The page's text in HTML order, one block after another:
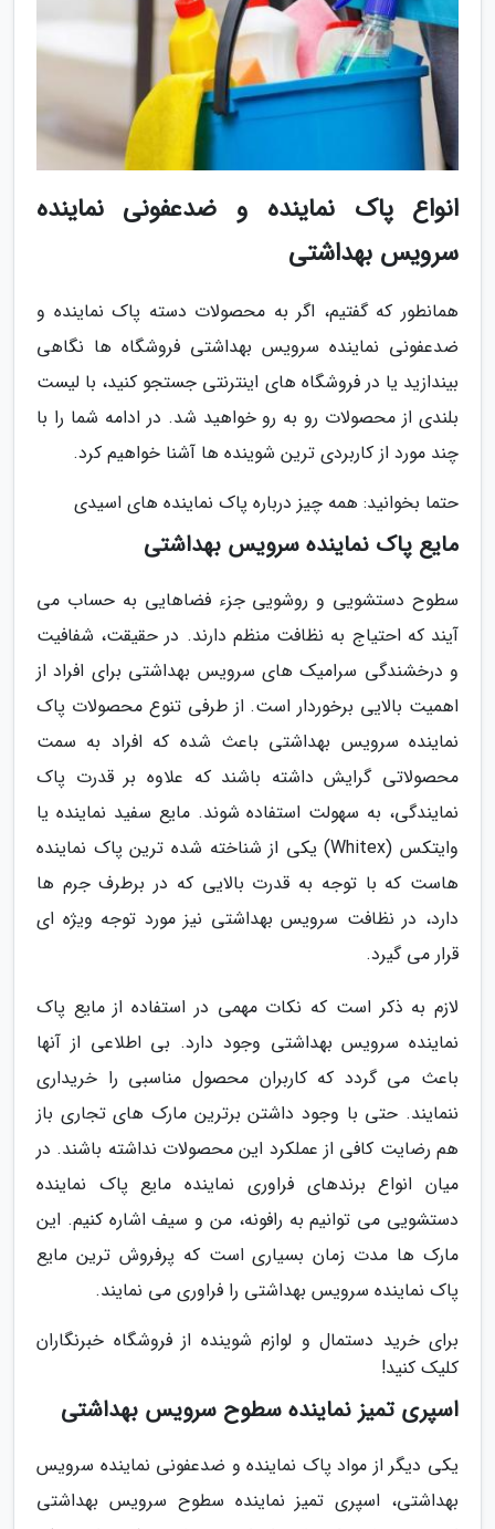
انواع پاک نماینده و ضدعفونی نماینده
سرویس بهداشتی
همانطور که گفتیم، اگر به محصولات دسته پاک نماینده و
ضدعفونی نماینده سرویس بهداشتی فروشگاه ها نگاهی
بیندازید یا در فروشگاه های اینترنتی جستجو کنید، با لیست
بلندی از محصولات رو به رو خواهید شد. در ادامه شما را با
چند مورد از کاربردی ترین شوینده ها آشنا خواهیم کرد.
حتما بخوانید: همه چیز درباره پاک نماینده های اسیدی
مایع پاک نماینده سرویس بهداشتی
سطوح دستشویی و روشویی جزء فضاهایی به حساب می
آیند که احتیاج به نظافت منظم دارند. در حقیقت، شفافیت
و درخشندگی سرامیک های سرویس بهداشتی برای افراد از
اهمیت بالایی برخوردار است. از طرفی تنوع محصولات پاک
نماینده سرویس بهداشتی باعث شده که افراد به سمت
محصولاتی گرایش داشته باشند که علاوه بر قدرت پاک
نمایندگی، به سهولت استفاده شوند. مایع سفید نماینده یا
وایتکس (Whitex) یکی از شناخته شده ترین پاک نماینده
هاست که با توجه به قدرت بالایی که در برطرف جرم ها
دارد، در نظافت سرویس بهداشتی نیز مورد توجه ویژه ای
قرار می گیرد.
لازم به ذکر است که نکات مهمی در استفاده از مایع پاک
نماینده سرویس بهداشتی وجود دارد. بی اطلاعی از آنها
باعث می گردد که کاربران محصول مناسبی را خریداری
ننمایند. حتی با وجود داشتن برترین مارک های تجاری باز
هم رضایت کافی از عملکرد این محصولات نداشته باشند. در
میان انواع برندهای فراوری نماینده مایع پاک نماینده
دستشویی می توانیم به رافونه، من و سیف اشاره کنیم. این
مارک ها مدت زمان بسیاری است که پرفروش ترین مایع
پاک نماینده سرویس بهداشتی را فراوری می نمایند.
برای خرید دستمال و لوازم شوینده از فروشگاه خبرنگاران
کلیک کنید!
اسپری تمیز نماینده سطوح سرویس بهداشتی
یکی دیگر از مواد پاک نماینده و ضدعفونی نماینده سرویس
بهداشتی، اسپری تمیز نماینده سطوح سرویس بهداشتی